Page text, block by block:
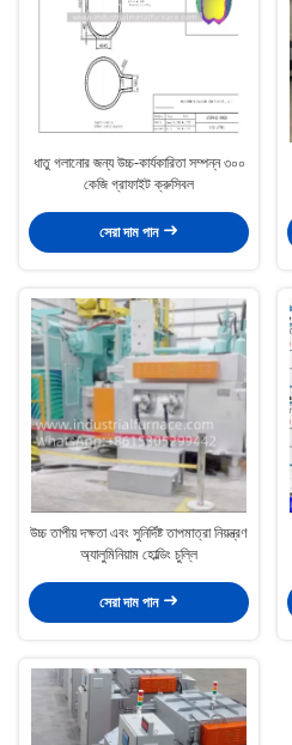
ধাতু গলানোর জন্য উচ্চ-কার্যকারিতা সম্পন্ন ৩০০
কেজি গ্রাফাইট ক্রুসিবল
সেরা দাম পান
উচ্চ তাপীয় দক্ষতা এবং সুনির্দিষ্ট তাপমাত্রা নিয়ন্ত্রণ
অ্যালুমিনিয়াম হোল্ডিং চুল্লি
সেরা দাম পান